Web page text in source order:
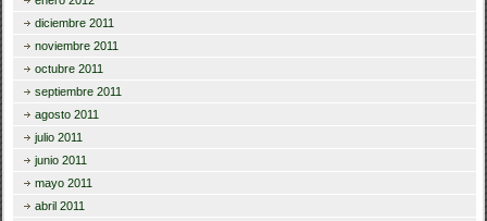
diciembre 2011
noviembre 2011
octubre 2011
septiembre 2011
agosto 2011
julio 2011
junio 2011
mayo 2011
abril 2011